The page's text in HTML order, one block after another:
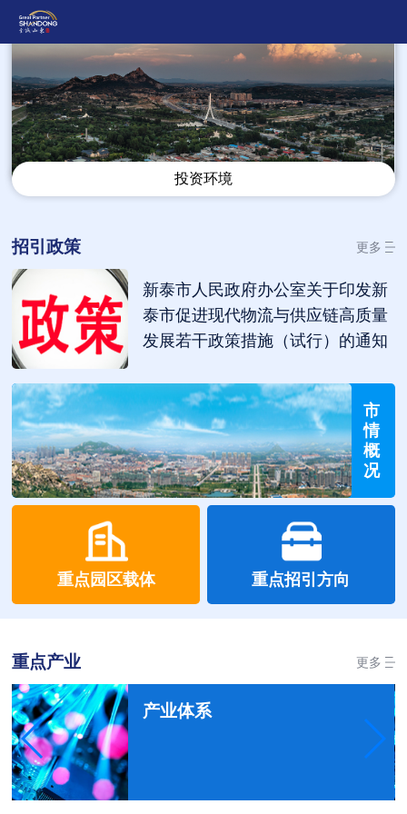
泰安 · 新泰市
Tai An · xintaishi
投资环境
招引政策 更多
新泰市人民政府办公室关于印发新
泰市促进现代物流与供应链高质量
发展若干政策措施（试行）的通知
市
情
概
况
重点园区载体 重点招引方向
重点产业 更多
产业体系